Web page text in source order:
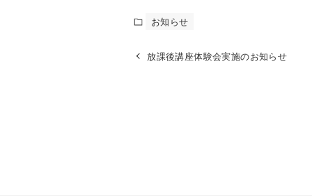
お知らせ
放課後講座体験会実施のお知らせ